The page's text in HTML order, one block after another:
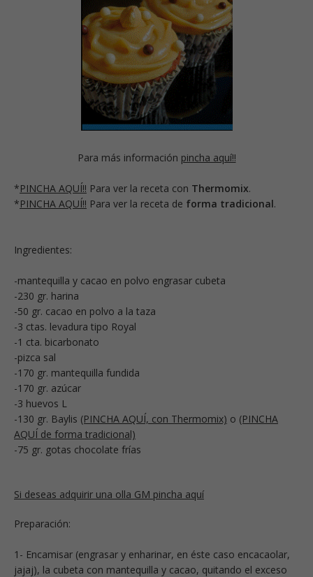
Para más información pincha aquí!!
*PINCHA AQUÍ!! Para ver la receta con Thermomix.
*PINCHA AQUÍ!! Para ver la receta de forma tradicional.
Ingredientes:
-mantequilla y cacao en polvo engrasar cubeta
-230 gr. harina
-50 gr. cacao en polvo a la taza
-3 ctas. levadura tipo Royal
-1 cta. bicarbonato
-pizca sal
-170 gr. mantequilla fundida
-170 gr. azúcar
-3 huevos L
-130 gr. Baylis (PINCHA AQUÍ, con Thermomix) o (PINCHA
AQUÍ de forma tradicional)
-75 gr. gotas chocolate frías
Si deseas adquirir una olla GM pincha aquí
Preparación:
1- Encamisar (engrasar y enharinar, en éste caso encacaolar,
jajaj), la cubeta con mantequilla y cacao, quitando el exceso